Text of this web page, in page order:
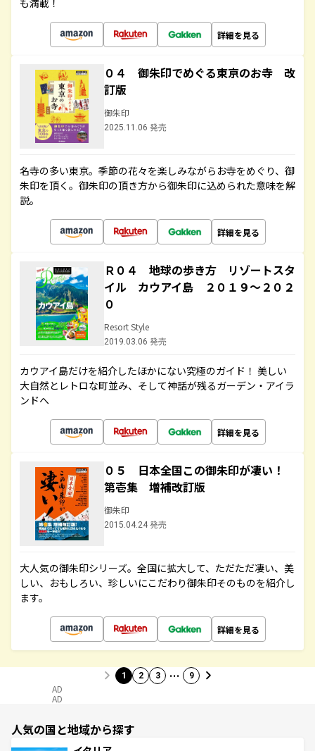
も満載！
詳細を見る
０４ 御朱印でめぐる東京のお寺 改
訂版
御朱印
2025.11.06 発売
名寺の多い東京。季節の花々を楽しみながらお寺をめぐり、御
朱印を頂く。御朱印の頂き方から御朱印に込められた意味を解
説。
詳細を見る
Ｒ０４ 地球の歩き方 リゾートスタ
イル カウアイ島 ２０１９～２０２
０
Resort Style
2019.03.06 発売
カウアイ島だけを紹介したほかにない究極のガイド！ 美しい
大自然とレトロな町並み、そして神話が残るガーデン・アイラ
ンドへ
詳細を見る
０５ 日本全国この御朱印が凄い！
第壱集 増補改訂版
御朱印
2015.04.24 発売
大人気の御朱印シリーズ。全国に拡大して、ただただ凄い、美
しい、おもしろい、珍しいにこだわり御朱印そのものを紹介し
ます。
詳細を見る
1 2 3 … 9
AD
AD
人気の国と地域から探す